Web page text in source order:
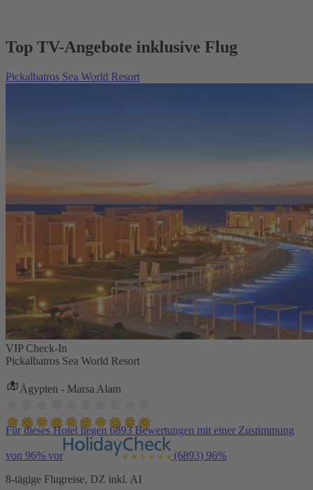
Top TV-Angebote inklusive Flug
Pickalbatros Sea World Resort
VIP Check-In
Pickalbatros Sea World Resort
Ägypten - Marsa Alam
Für dieses Hotel liegen 6893 Bewertungen mit einer Zustimmung
von 96% vor (6893) 96%
8-tägige Flugreise, DZ inkl. AI